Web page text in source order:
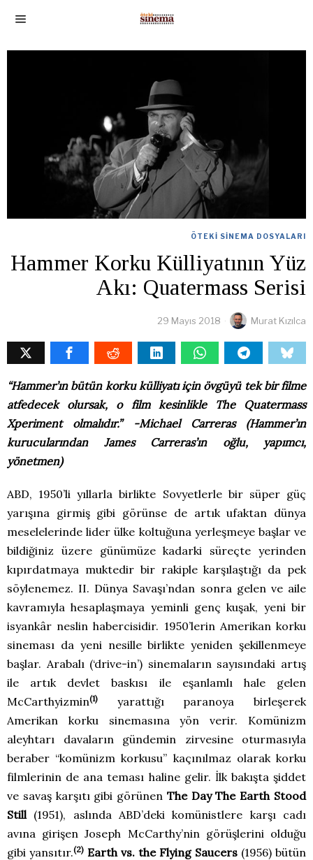
ÖTEKI SINEMA DOSYALARI
Hammer Korku Külliyatının Yüz
Akı: Quatermass Serisi
29 Mayıs 2018 Murat Kızılca
“Hammer’ın bütün korku külliyatı için övgüyü tek bir filme
atfedecek olursak, o film kesinlikle The Quatermass
Xperiment olmalıdır.” -Michael Carreras (Hammer’ın
kurucularından James Carreras’ın oğlu, yapımcı,
yönetmen)
ABD, 1950’li yıllarla birlikte Sovyetlerle bir süper güç
yarışına girmiş gibi görünse de artık ufaktan dünya
meselelerinde lider ülke koltuğuna yerleşmeye başlar ve
bildiğiniz üzere günümüze kadarki süreçte yerinden
kıpırdatmaya muktedir bir rakiple karşılaştığı da pek
söylenemez. II. Dünya Savaşı’ndan sonra gelen ve aile
kavramıyla hesaplaşmaya yeminli genç kuşak, yeni bir
isyankâr neslin habercisidir. 1950’lerin Amerikan korku
sineması da yeni nesille birlikte yeniden şekillenmeye
başlar. Arabalı (‘drive-in’) sinemaların sayısındaki artış
ile artık devlet baskısı ile eşanlamlı hale gelen
McCarthyizmin(1)
yarattığı paranoya birleşerek
Amerikan korku sinemasına yön verir. Komünizm
aleyhtarı davaların gündemin zirvesine oturmasıyla
beraber “komünizm korkusu” kaçınılmaz olarak korku
filmlerinin de ana teması haline gelir. İlk bakışta şiddet
ve savaş karşıtı gibi görünen The Day The Earth Stood
Still (1951), aslında ABD’deki komünistlere karşı cadı
avına girişen Joseph McCarthy’nin görüşlerini olduğu
gibi yansıtır.(2) Earth vs. the Flying Saucers (1956) bütün